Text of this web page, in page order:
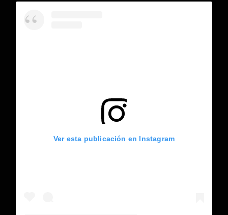
Ver esta publicación en Instagram